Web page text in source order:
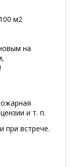
м2
на
и т. п.
при встрече.